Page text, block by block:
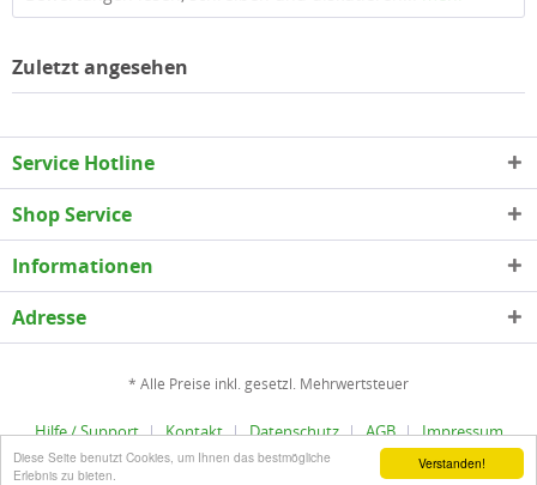
Verstanden!
Diese Seite benutzt Cookies, um Ihnen das bestmögliche
Erlebnis zu bieten.
Zuletzt angesehen
Service Hotline
Shop Service
Informationen
Adresse
* Alle Preise inkl. gesetzl. Mehrwertsteuer
Hilfe / Support Kontakt Datenschutz AGB
Impressum
Copyright © epLinder - Alle Rechte vorbehalten